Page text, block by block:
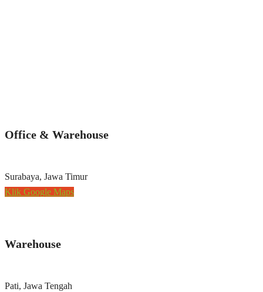
Office & Warehouse
Surabaya, Jawa Timur
Klik Google Maps
Warehouse
Pati, Jawa Tengah